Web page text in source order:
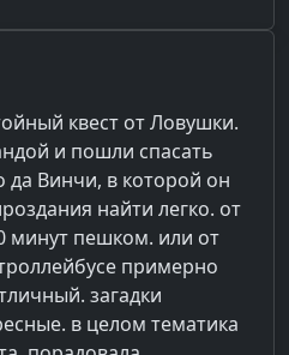
квест от Ловушки.
и пошли спасать
Винчи, в которой он
найти легко. от
минут пешком. или от
примерно
загадки
в целом тематика